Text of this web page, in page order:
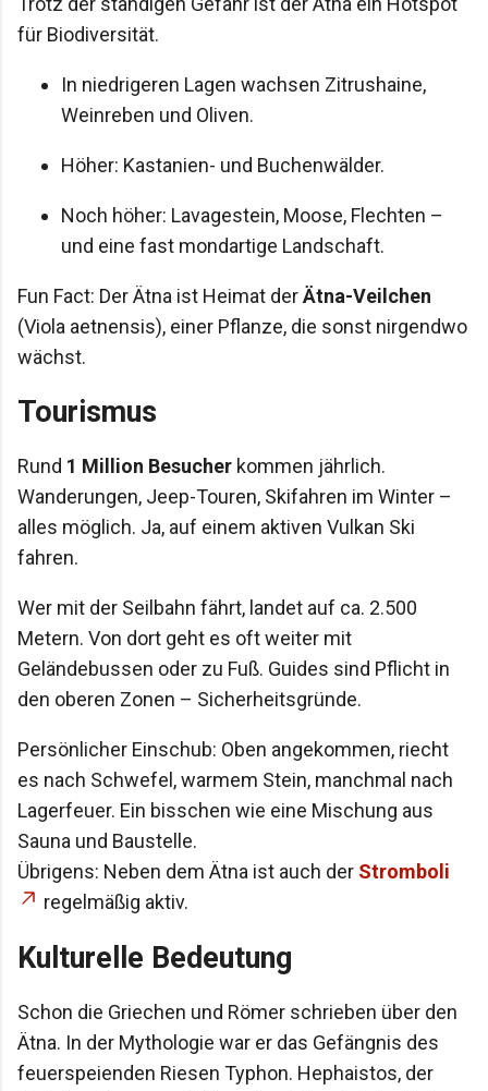
für Biodiversität.
In niedrigeren Lagen wachsen Zitrushaine,
Weinreben und Oliven.
Höher: Kastanien- und Buchenwälder.
Noch höher: Lavagestein, Moose, Flechten –
und eine fast mondartige Landschaft.
Fun Fact: Der Ätna ist Heimat derÄtna-Veilchen
(Viola aetnensis), einer Pflanze, die sonst nirgendwo
wächst.
Tourismus
Rund 1 Million Besucher kommen jährlich.
Wanderungen, Jeep-Touren, Skifahren im Winter –
alles möglich. Ja, auf einem aktiven Vulkan Ski
fahren.
Wer mit der Seilbahn fährt, landet auf ca. 2.500
Metern. Von dort geht es oft weiter mit
Geländebussen oder zu Fuß. Guides sind Pflicht in
den oberen Zonen – Sicherheitsgründe.
Persönlicher Einschub: Oben angekommen, riecht
es nach Schwefel, warmem Stein, manchmal nach
Lagerfeuer. Ein bisschen wie eine Mischung aus
Sauna und Baustelle.
Übrigens: Neben dem Ätna ist auch der Stromboli
regelmäßig aktiv.
Kulturelle Bedeutung
Schon die Griechen und Römer schrieben über den
Ätna. In der Mythologie war er das Gefängnis des
feuerspeienden Riesen Typhon. Hephaistos, der